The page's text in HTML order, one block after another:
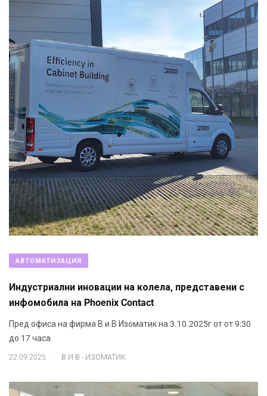
АВТОМАТИЗАЦИЯ
Индустриални иновации на колела, представени с
инфомобила на Phoenix Contact
Пред офиса на фирма В и В Изоматик на 3.10.2025г от от 9:30
до 17 часа
22.09.2025 . В И В - ИЗОМАТИК